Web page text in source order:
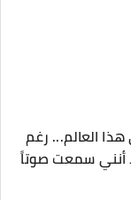
العالم... رغم
أنني سمعت صوتاً